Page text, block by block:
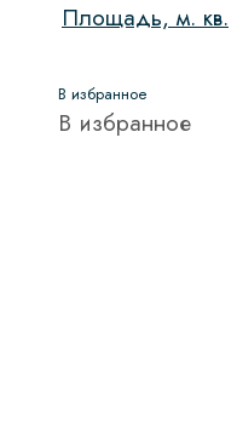
Площадь, м. кв.
В избранное
В избранное